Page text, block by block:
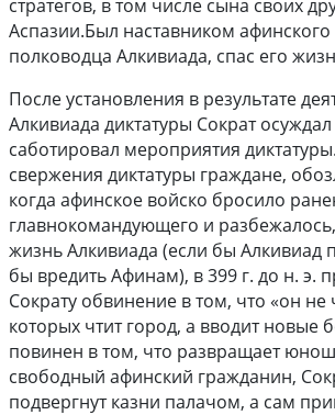
стратегов, в том числе сына своих
Аспазии.Был наставником афинского
полководца Алкивиада, спас его
После установления в результате
Алкивиада диктатуры Сократ
саботировал мероприятия
свержения диктатуры граждане,
когда афинское войско бросило
главнокомандующего и
жизнь Алкивиада (если бы Алкивиад
бы вредить Афинам), в 399 г. до н. э.
Сократу обвинение в том, что «он не
которых чтит город, а вводит новые
повинен в том, что развращает
свободный афинский гражданин,
подвергнут казни палачом, а сам